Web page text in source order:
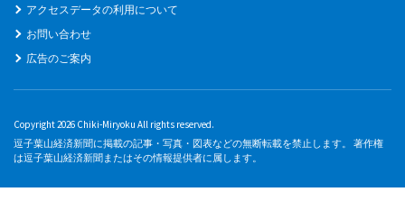
アクセスデータの利用について
お問い合わせ
広告のご案内
Copyright 2026 Chiki-Miryoku All rights reserved.
逗子葉山経済新聞に掲載の記事・写真・図表などの無断転載を禁止します。 著作権
は逗子葉山経済新聞またはその情報提供者に属します。